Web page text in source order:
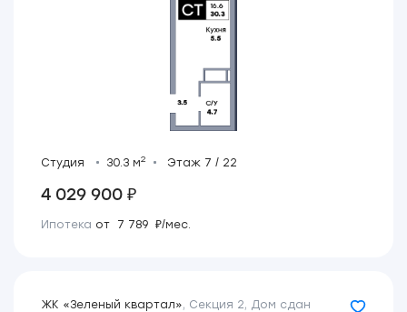
Студия 30.3 м2 Этаж 7 / 22
4 029 900 ₽
Ипотека от 7 789 ₽/мес.
ЖК «Зеленый квартал», Секция 2, Дом сдан